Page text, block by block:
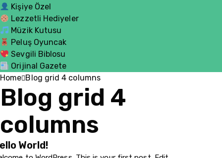
Kişiye Özel
Lezzetli Hediyeler
Müzik Kutusu
Peluş Oyuncak
Sevgili Biblosu
Orijinal Gazete
Home Blog grid 4 columns
Blog grid 4
columns
World!